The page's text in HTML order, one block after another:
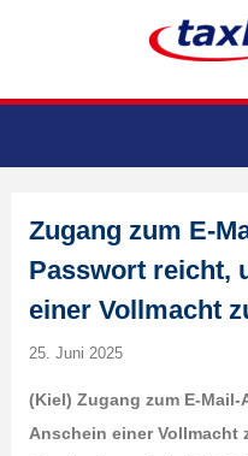
Zugang zum E-
Passwort reicht,
einer Vollmacht
25. Juni 2025
(Kiel) Zugang zum E-
Anschein einer Vollmacht